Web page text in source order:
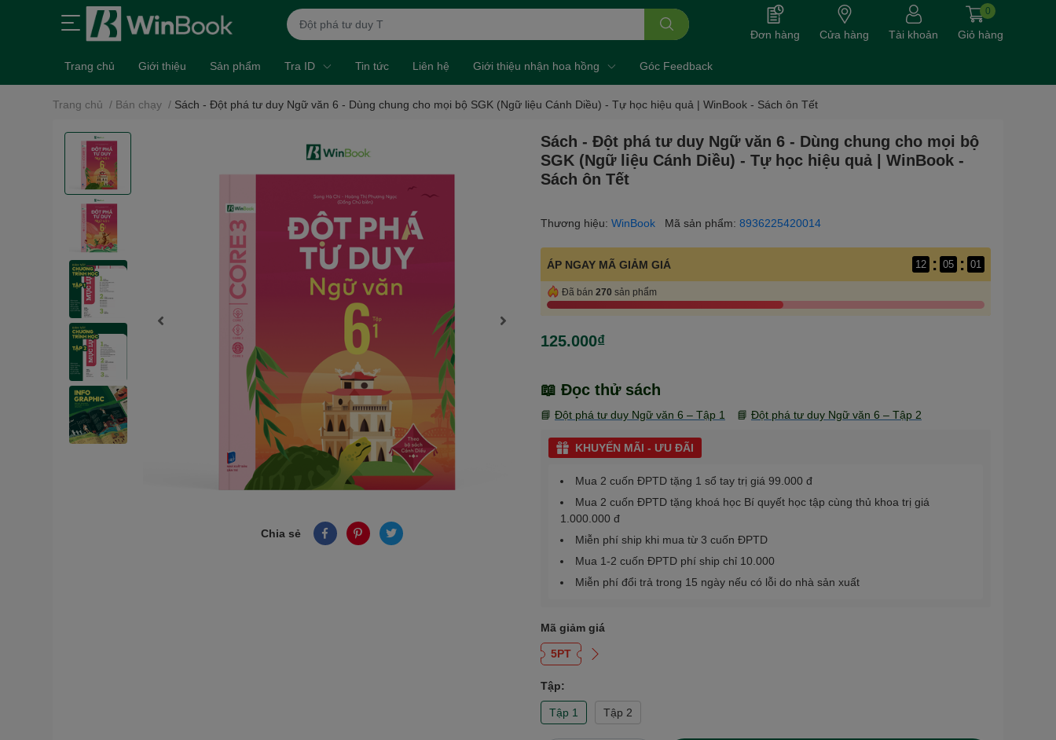
Đơn hàng Cửa hàng Tài khoản
0
Giỏ hàng
Trang chủ Giới thiệu Sản phẩm Tra ID Tin tức Liên hệ Giới thiệu nhận hoa hồng Góc Feedback
Trang chủ / Bán chạy / Sách - Đột phá tư duy Ngữ văn 6 - Dùng chung cho mọi bộ SGK (Ngữ liệu Cánh Diều) - Tự học hiệu quả | WinBook - Sách ôn Tết
Chia sẻ
Sách - Đột phá tư duy Ngữ văn 6 - Dùng chung cho mọi bộ
SGK (Ngữ liệu Cánh Diều) - Tự học hiệu quả | WinBook -
Sách ôn Tết
Thương hiệu: WinBook Mã sản phẩm: 8936225420014
ÁP NGAY MÃ GIẢM GIÁ 12 : 05 : 00
Đã bán 270 sản phẩm
125.000₫
📖 Đọc thử sách
📘 Đột phá tư duy Ngữ văn 6 – Tập 1 📘 Đột phá tư duy Ngữ văn 6 – Tập 2
KHUYẾN MÃI - ƯU ĐÃI
Mua 2 cuốn ĐPTD tặng 1 sổ tay trị giá 99.000 đ
Mua 2 cuốn ĐPTD tặng khoá học Bí quyết học tập cùng thủ khoa trị giá
1.000.000 đ
Miễn phí ship khi mua từ 3 cuốn ĐPTD
Mua 1-2 cuốn ĐPTD phí ship chỉ 10.000
Miễn phí đổi trả trong 15 ngày nếu có lỗi do nhà sản xuất
Mã giảm giá
5PT
Tập:
Tập 1 Tập 2